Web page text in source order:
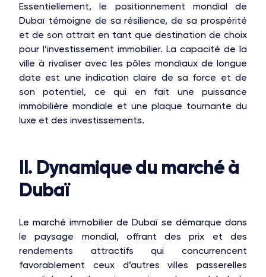
Essentiellement, le positionnement mondial de
Dubaï témoigne de sa résilience, de sa prospérité
et de son attrait en tant que destination de choix
pour l’investissement immobilier. La capacité de la
ville à rivaliser avec les pôles mondiaux de longue
date est une indication claire de sa force et de
son potentiel, ce qui en fait une puissance
immobilière mondiale et une plaque tournante du
luxe et des investissements.
II. Dynamique du marché à
Dubaï
Le marché immobilier de Dubaï se démarque dans
le paysage mondial, offrant des prix et des
rendements attractifs qui concurrencent
favorablement ceux d’autres villes passerelles